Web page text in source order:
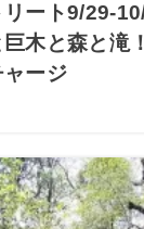
リート9/29-
木と森と滝
ージ